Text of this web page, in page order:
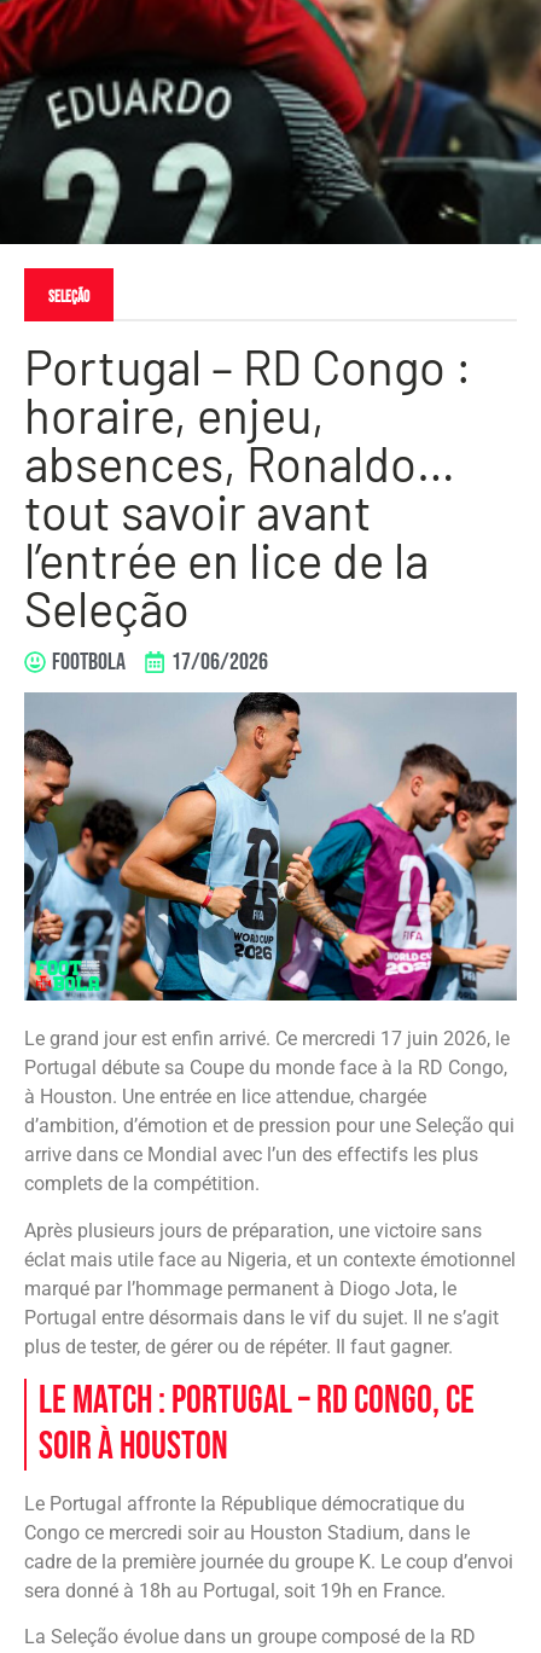
Seleção
Portugal – RD Congo :
horaire, enjeu,
absences, Ronaldo…
tout savoir avant
l’entrée en lice de la
Seleção
FOOTBOLA 17/06/2026
Le grand jour est enfin arrivé. Ce mercredi 17 juin 2026, le
Portugal débute sa Coupe du monde face à la RD Congo,
à Houston. Une entrée en lice attendue, chargée
d’ambition, d’émotion et de pression pour une Seleção qui
arrive dans ce Mondial avec l’un des effectifs les plus
complets de la compétition.
Après plusieurs jours de préparation, une victoire sans
éclat mais utile face au Nigeria, et un contexte émotionnel
marqué par l’hommage permanent à Diogo Jota, le
Portugal entre désormais dans le vif du sujet. Il ne s’agit
plus de tester, de gérer ou de répéter. Il faut gagner.
Le match : Portugal – RD Congo, ce
soir à Houston
Le Portugal affronte la République démocratique du
Congo ce mercredi soir au Houston Stadium, dans le
cadre de la première journée du groupe K. Le coup d’envoi
sera donné à 18h au Portugal, soit 19h en France.
La Seleção évolue dans un groupe composé de la RD